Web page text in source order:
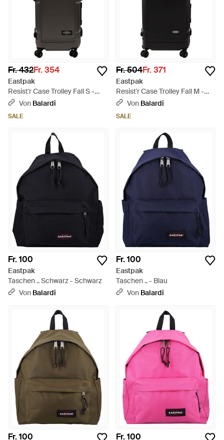
Fr. 432Fr. 354
Eastpak
Resist'r Case Trolley Fall S -
Schwarz
Von Balardi
SALE
Fr. 504Fr. 371
Eastpak
Resist'r Case Trolley Fall M -
Schwarz
Von Balardi
SALE
Fr. 100
Eastpak
Taschen .. Schwarz - Schwarz
Von Balardi
Fr. 100
Eastpak
Taschen .. - Blau
Von Balardi
Fr. 100 Fr. 100